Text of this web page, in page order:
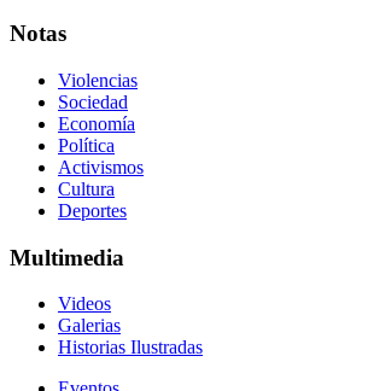
Notas
Violencias
Sociedad
Economía
Política
Activismos
Cultura
Deportes
Multimedia
Videos
Galerias
Historias Ilustradas